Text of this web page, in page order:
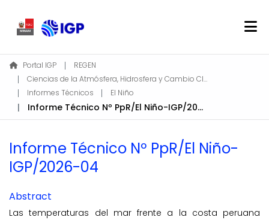
Home
About REGEN
Communities & Collections
Find
EN
Portal IGP
REGEN
Ciencias de la Atmósfera, Hidrosfera y Cambio Climático
Informes Técnicos
El Niño
Informe Técnico Nº PpR/El Niño-IGP/2026-04
Informe Técnico Nº PpR/El Niño-
IGP/2026-04
Abstract
Las temperaturas del mar frente a la costa peruana